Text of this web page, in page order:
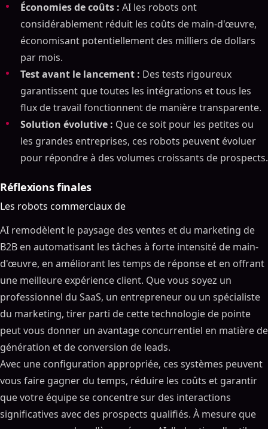
Économies de coûts : AI les robots ont
considérablement réduit les coûts de main-d'œuvre,
économisant potentiellement des milliers de dollars
par mois.
Test avant le lancement : Des tests rigoureux
garantissent que toutes les intégrations et tous les
flux de travail fonctionnent de manière transparente.
Solution évolutive : Que ce soit pour les petites ou
les grandes entreprises, ces robots peuvent évoluer
pour répondre à des volumes croissants de prospects.
Réflexions finales
Les robots commerciaux de
AI remodèlent le paysage des ventes et du marketing de
B2B en automatisant les tâches à forte intensité de main-
d'œuvre, en améliorant les temps de réponse et en offrant
une meilleure expérience client. Que vous soyez un
professionnel du SaaS, un entrepreneur ou un spécialiste
du marketing, tirer parti de cette technologie de pointe
peut vous donner un avantage concurrentiel en matière de
génération et de conversion de leads.
Avec une configuration appropriée, ces systèmes peuvent
vous faire gagner du temps, réduire les coûts et garantir
que votre équipe se concentre sur des interactions
significatives avec des prospects qualifiés. À mesure que